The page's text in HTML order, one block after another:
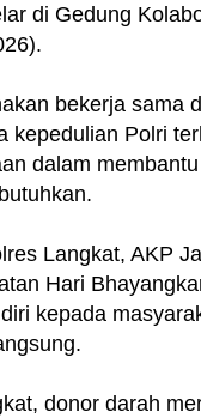
di Gedung
bekerja sama
kepedulian Polri
dalam
Langkat, AKP
Hari
kepada
donor darah